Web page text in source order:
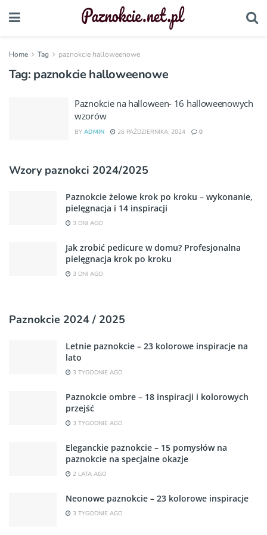
Home Tag paznokcie halloweenowe
Tag: paznokcie halloweenowe
Paznokcie na halloween- 16 halloweenowych
wzorów
BY ADMIN 26 PAŹDZIERNIKA, 2024 0
Wzory paznokci 2024/2025
Paznokcie żelowe krok po kroku – wykonanie,
pielęgnacja i 14 inspiracji
3 DNI AGO
Jak zrobić pedicure w domu? Profesjonalna
pielęgnacja krok po kroku
3 DNI AGO
Paznokcie 2024 / 2025
Letnie paznokcie – 23 kolorowe inspiracje na
lato
3 TYGODNIE AGO
Paznokcie ombre – 18 inspiracji i kolorowych
przejść
3 TYGODNIE AGO
Eleganckie paznokcie – 15 pomysłów na
paznokcie na specjalne okazje
2 LATA AGO
Neonowe paznokcie – 23 kolorowe inspiracje
3 TYGODNIE AGO